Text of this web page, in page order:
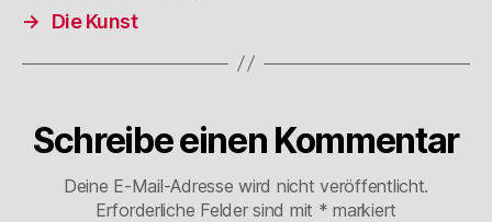
→
Die Kunst
Schreibe einen Kommentar
Deine E-Mail-Adresse wird nicht veröffentlicht.
Erforderliche Felder sind mit * markiert